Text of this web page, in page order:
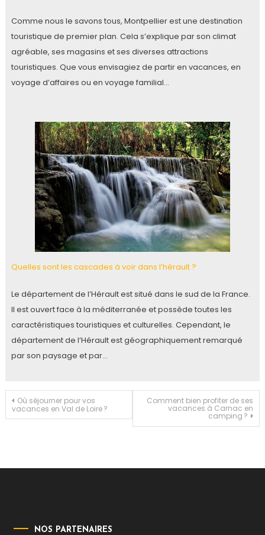
Comme nous le savons tous, Montpellier est une destination
touristique de premier plan. Cela s’explique par son climat
agréable, ses magasins et ses diverses attractions
touristiques. Que vous envisagiez de partir en vacances, en
voyage d’affaires ou en voyage familial…
Quelles sont les cascades à voir dans l’hérault ?
Le département de l’Hérault est situé dans le sud de la France.
Il est ouvert face à la méditerranée et possède toutes les
caractéristiques touristiques et culturelles. Cependant, le
département de l’Hérault est géographiquement remarqué
par son paysage et par…
Navigation
Où séjourner pour vos
vacances en Val de Loire ?
Comment bien profiter de ses
vacances à Carnac en
camping ?
NOS PARTENAIRES